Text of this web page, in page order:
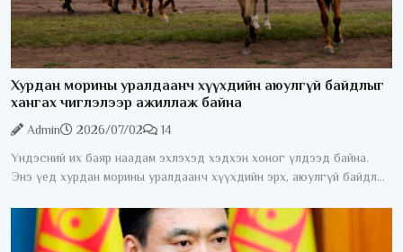
Хурдан морины уралдаанч хүүхдийн аюулгүй байдлыг
хангах чиглэлээр ажиллаж байна
Admin 2026/07/02
14
Үндэсний их баяр наадам эхлэхэд хэдхэн хоног үлдээд байна.
Энэ үед хурдан морины уралдаанч хүүхдийн эрх, аюулгүй байдлыг
морины